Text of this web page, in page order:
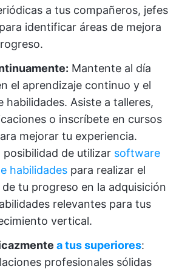
a tus compañeros, jefes
identificar áreas de mejora
Mantente al día
el aprendizaje continuo y el
habilidades. Asiste a talleres,
o inscríbete en cursos
mejorar tu experiencia.
posibilidad de utilizar software
habilidades para realizar el
tu progreso en la adquisición
relevantes para tus
vertical.
a tus superiores:
profesionales sólidas